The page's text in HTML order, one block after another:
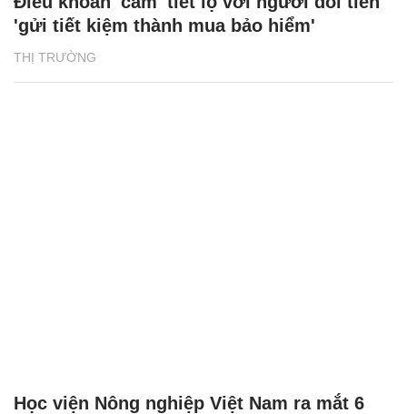
THỊ TRƯỜNG
'gửi tiết kiệm thành mua bảo hiểm'
Học viện Nông nghiệp Việt Nam ra mắt 6